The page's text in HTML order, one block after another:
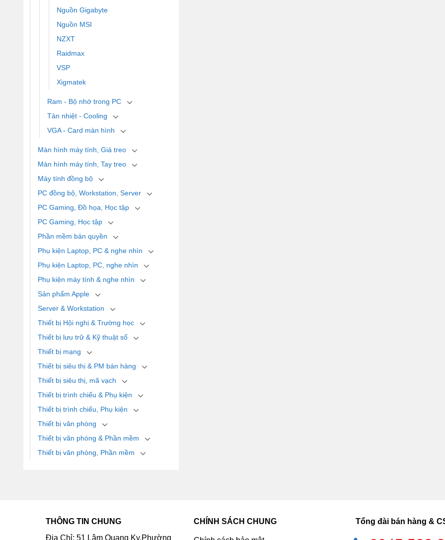
Nguồn Gigabyte
Nguồn MSI
NZXT
Raidmax
VSP
Xigmatek
Ram - Bộ nhớ trong PC
Tản nhiệt - Cooling
VGA - Card màn hình
Màn hình máy tính, Giá treo
Màn hình máy tính, Tay treo
Máy tính đồng bộ
PC đồng bộ, Workstation, Server
PC Gaming, Đồ họa, Học tập
PC Gaming, Học tập
Phần mềm bản quyền
Phụ kiện Laptop, PC & nghe nhìn
Phụ kiện Laptop, PC, nghe nhìn
Phụ kiện máy tính & nghe nhìn
Sản phẩm Apple
Server & Workstation
Thiết bị Hội nghị & Trường học
Thiết bị lưu trữ & Kỹ thuật số
Thiết bị mạng
Thiết bị siêu thị & PM bán hàng
Thiết bị siêu thị, mã vạch
Thiết bị trình chiếu & Phụ kiện
Thiết bị trình chiếu, Phụ kiện
Thiết bị văn phòng
Thiết bị văn phòng & Phần mềm
Thiết bị văn phòng, Phần mềm
THÔNG TIN CHUNG
Địa Chỉ: 51 Lâm Quang Ky,Phường
CHÍNH SÁCH CHUNG Tổng đài bán hàng &